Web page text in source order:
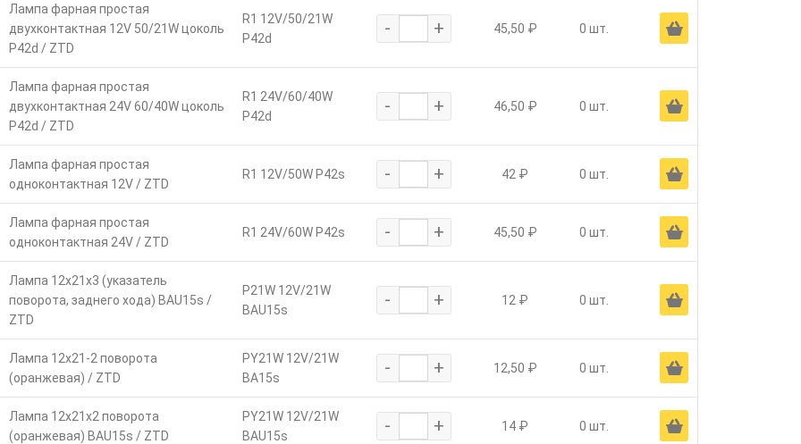
Лампа фарная простая
двухконтактная 12V 50/21W цоколь
P42d / ZTD
R1 12V/50/21W
P42d
- + 45,50 ₽ 0 шт. Ä
Лампа фарная простая
двухконтактная 24V 60/40W цоколь
P42d / ZTD
R1 24V/60/40W
P42d
- + 46,50 ₽ 0 шт. Ä
Лампа фарная простая
одноконтактная 12V / ZTD
R1 12V/50W P42s - + 42 ₽ 0 шт. Ä
Лампа фарная простая
одноконтактная 24V / ZTD
R1 24V/60W P42s - + 45,50 ₽ 0 шт. Ä
Лампа 12х21х3 (указатель
поворота, заднего хода) BAU15s /
ZTD
P21W 12V/21W
BAU15s
- + 12 ₽ 0 шт. Ä
Лампа 12х21-2 поворота
(оранжевая) / ZTD
PY21W 12V/21W
BA15s
- + 12,50 ₽ 0 шт. Ä
Лампа 12х21х2 поворота
(оранжевая) BAU15s / ZTD
PY21W 12V/21W
BAU15s
- + 14 ₽ 0 шт. Ä